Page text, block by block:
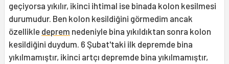
geçiyorsa yıkılır, ikinci ihtimal ise binada kolon kesilmesi
durumudur. Ben kolon kesildiğini görmedim ancak
özellikle deprem nedeniyle bina yıkıldıktan sonra kolon
kesildiğini duydum. 6 Şubat'taki ilk depremde bina
yıkılmamıştır, ikinci artçı depremde bina yıkılmamıştır,